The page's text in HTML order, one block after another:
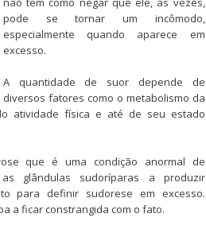
pode se tornar um incômodo,
especialmente quando aparece em
excesso.
A quantidade de suor depende de
diversos fatores como o metabolismo da
atividade física e até de seu estado
que é uma condição anormal de
glândulas sudoríparas a produzir
para definir sudorese em excesso.
a ficar constrangida com o fato.